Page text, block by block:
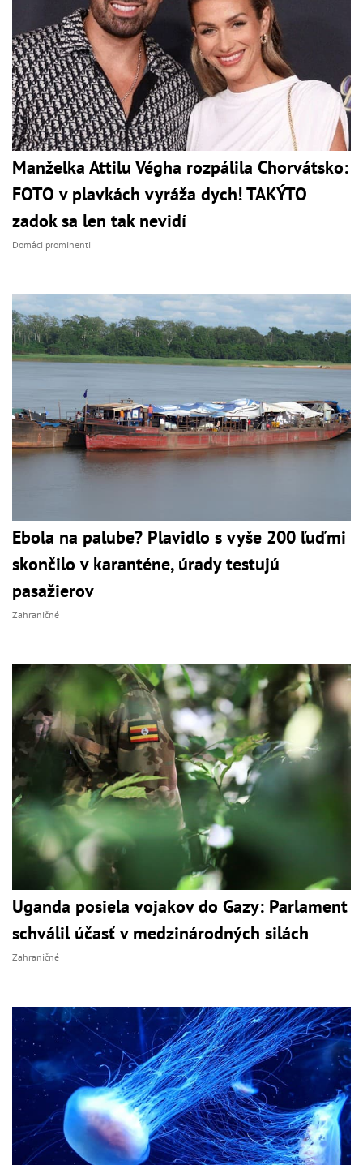
Manželka Attilu Végha rozpálila Chorvátsko:
FOTO v plavkách vyráža dych! TAKÝTO
zadok sa len tak nevidí
Domáci prominenti
Ebola na palube? Plavidlo s vyše 200 ľuďmi
skončilo v karanténe, úrady testujú
pasažierov
Zahraničné
Uganda posiela vojakov do Gazy: Parlament
schválil účasť v medzinárodných silách
Zahraničné